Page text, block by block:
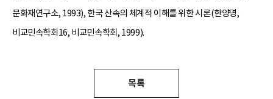
문화재연구소, 1993), 한국 산속의 체계적 이해를 위한 시론(한양명,
비교민속학회16, 비교민속학회, 1999).
목록